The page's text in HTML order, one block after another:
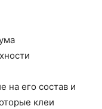
на его состав и
клеи